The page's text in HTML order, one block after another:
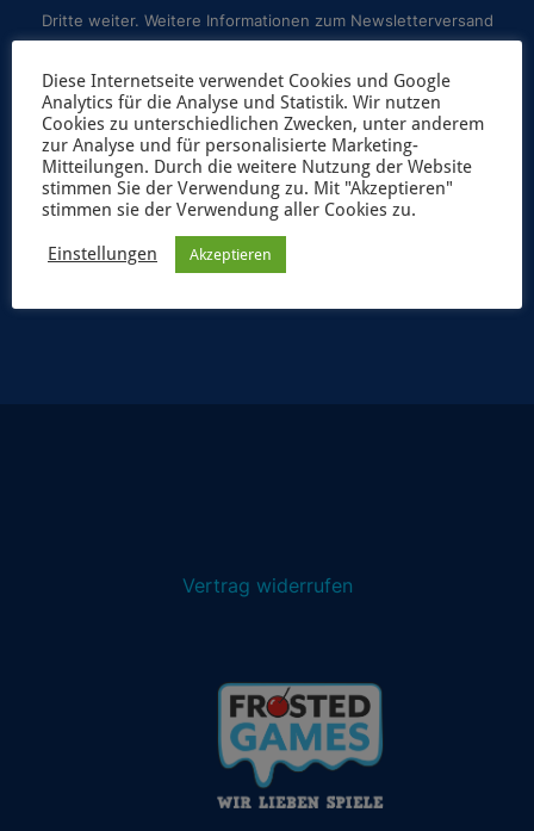
Dritte weiter. Weitere Informationen zum Newsletterversand
JETZT ANMELDEN
Vertrag widerrufen
Diese Internetseite verwendet Cookies und Google
Analytics für die Analyse und Statistik. Wir nutzen
Cookies zu unterschiedlichen Zwecken, unter anderem
zur Analyse und für personalisierte Marketing-
Mitteilungen. Durch die weitere Nutzung der Website
stimmen Sie der Verwendung zu. Mit "Akzeptieren"
stimmen sie der Verwendung aller Cookies zu.
Einstellungen Akzeptieren